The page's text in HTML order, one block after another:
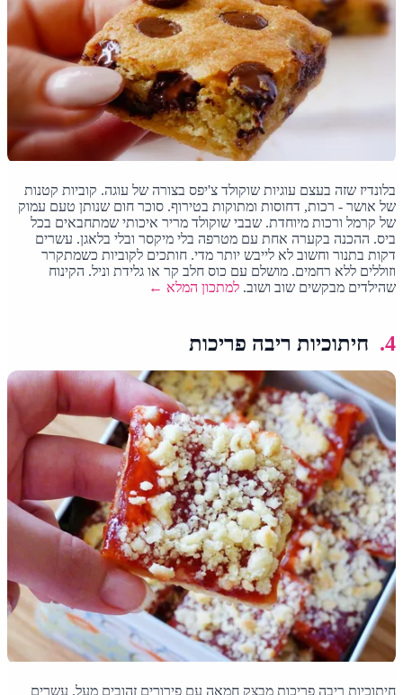
בלונדיז שזה בעצם עוגיות שוקולד צ'יפס בצורה של עוגה. קוביות קטנות
של אושר - רכות, דחוסות ומתוקות בטירוף. סוכר חום שנותן טעם עמוק
של קרמל ורכות מיוחדת. שבבי שוקולד מריר איכותי שמתחבאים בכל
ביס. ההכנה בקערה אחת עם מטרפה בלי מיקסר ובלי בלאגן. עשרים
דקות בתנור וחשוב לא לייבש יותר מדי. חותכים לקוביות כשמתקרר
וזוללים ללא רחמים. מושלם עם כוס חלב קר או גלידת וניל. הקינוח
שהילדים מבקשים שוב ושוב.למתכון המלא ←
4. חיתוכיות ריבה פריכות
חיתוכיות ריבה פריכות מבצק חמאה עם פירורים זהובים מעל. עשרים